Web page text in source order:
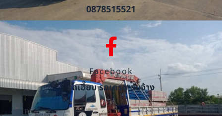
0878515521
Facebook
รถเฮี๊ยบ รถเครน รับจ้าง